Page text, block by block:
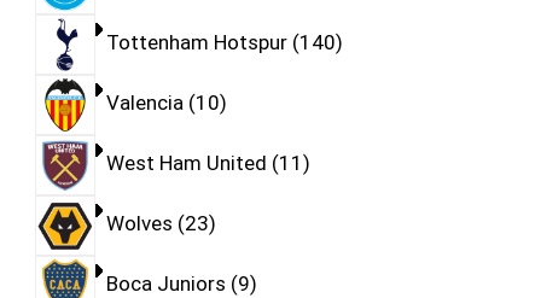
Tottenham Hotspur 140
Valencia 10
West Ham United 11
Wolves 23
Boca Juniors 9